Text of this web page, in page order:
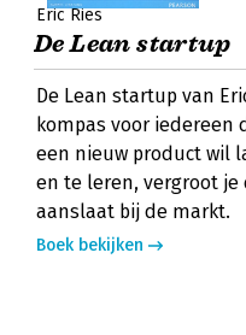
Eric Ries
De Lean startup
De Lean startup van
kompas voor iedereen
een nieuw product wil
en te leren, vergroot
aanslaat bij de markt.
Boek bekijken